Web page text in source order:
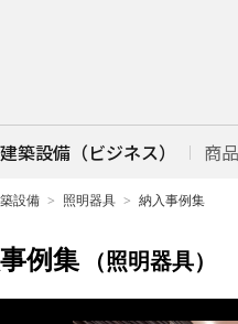
築設備（ビジネス） 商
設備 照明器具 納入事例集
例集 （照明器具）